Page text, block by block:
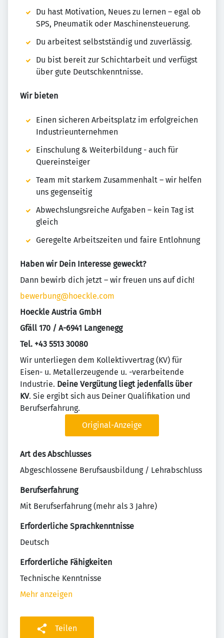
Du hast Motivation, Neues zu lernen – egal ob
SPS, Pneumatik oder Maschinensteuerung.
Du arbeitest selbstständig und zuverlässig.
Du bist bereit zur Schichtarbeit und verfügst
über gute Deutschkenntnisse.
Wir bieten
Einen sicheren Arbeitsplatz im erfolgreichen
Industrieunternehmen
Einschulung & Weiterbildung - auch für
Quereinsteiger
Team mit starkem Zusammenhalt – wir helfen
uns gegenseitig
Abwechslungsreiche Aufgaben – kein Tag ist
gleich
Geregelte Arbeitszeiten und faire Entlohnung
Haben wir Dein Interesse geweckt?
Dann bewirb dich jetzt – wir freuen uns auf dich!
bewerbung@hoeckle.com
Hoeckle Austria GmbH
Gfäll 170 / A-6941 Langenegg
Tel. +43 5513 30080
Wir unterliegen dem Kollektivvertrag (KV) für
Eisen- u. Metallerzeugende u. -verarbeitende
Industrie. Deine Vergütung liegt jedenfalls über
KV. Sie ergibt sich aus Deiner Qualifikation und
Berufserfahrung.
Original-Anzeige
Art des Abschlusses
Abgeschlossene Berufsausbildung / Lehrabschluss
Berufserfahrung
Mit Berufserfahrung (mehr als 3 Jahre)
Erforderliche Sprachkenntnisse
Deutsch
Erforderliche Fähigkeiten
Technische Kenntnisse
Mehr anzeigen
Teilen